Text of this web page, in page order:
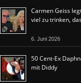
Carmen Geiss
viel zu trinken,
6. Juni 2026
50 Cent-Ex
mit Diddy